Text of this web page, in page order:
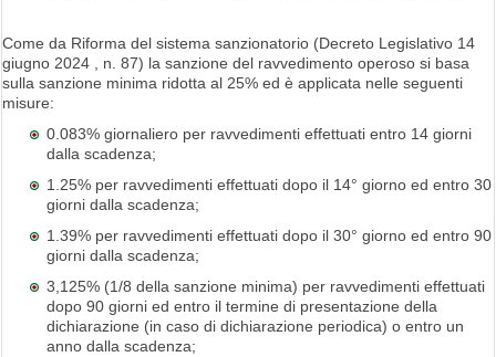
Come da Riforma del sistema sanzionatorio (Decreto Legislativo 14
giugno 2024 , n. 87) la sanzione del ravvedimento operoso si basa
sulla sanzione minima ridotta al 25% ed è applicata nelle seguenti
misure:
0.083% giornaliero per ravvedimenti effettuati entro 14 giorni
dalla scadenza;
1.25% per ravvedimenti effettuati dopo il 14° giorno ed entro 30
giorni dalla scadenza;
1.39% per ravvedimenti effettuati dopo il 30° giorno ed entro 90
giorni dalla scadenza;
3,125% (1/8 della sanzione minima) per ravvedimenti effettuati
dopo 90 giorni ed entro il termine di presentazione della
dichiarazione (in caso di dichiarazione periodica) o entro un
anno dalla scadenza;